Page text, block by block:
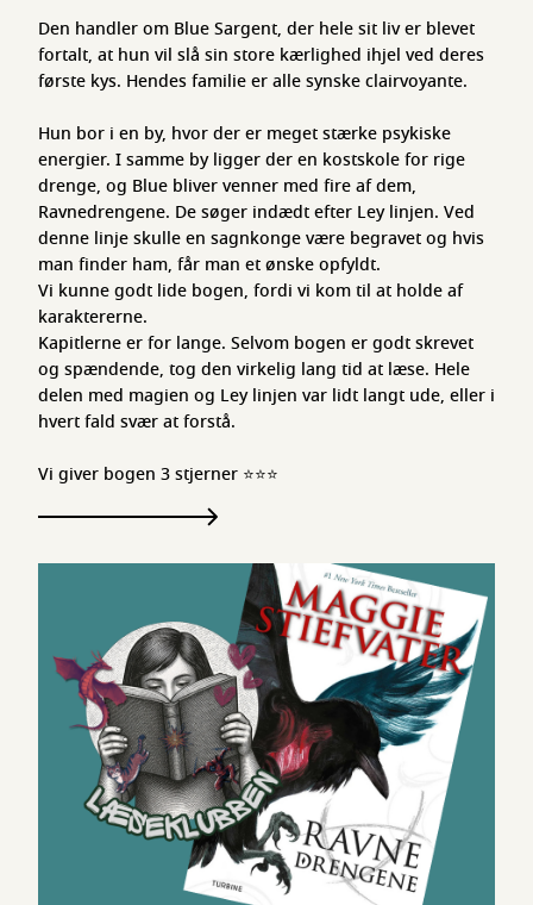
Den handler om Blue Sargent, der hele sit liv er blevet
fortalt, at hun vil slå sin store kærlighed ihjel ved deres
første kys. Hendes familie er alle synske clairvoyante.
Hun bor i en by, hvor der er meget stærke psykiske
energier. I samme by ligger der en kostskole for rige
drenge, og Blue bliver venner med fire af dem,
Ravnedrengene. De søger indædt efter Ley linjen. Ved
denne linje skulle en sagnkonge være begravet og hvis
man finder ham, får man et ønske opfyldt.
Vi kunne godt lide bogen, fordi vi kom til at holde af
karaktererne.
Kapitlerne er for lange. Selvom bogen er godt skrevet
og spændende, tog den virkelig lang tid at læse. Hele
delen med magien og Ley linjen var lidt langt ude, eller i
hvert fald svær at forstå.
Vi giver bogen 3 stjerner ⭐⭐⭐